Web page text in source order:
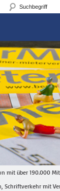
mit über 190.000
Schriftverkehr mit